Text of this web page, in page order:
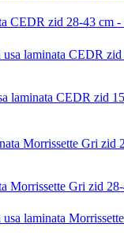
CEDR zid 28-43 cm
laminata CEDR zid
Morrissette Gri zid